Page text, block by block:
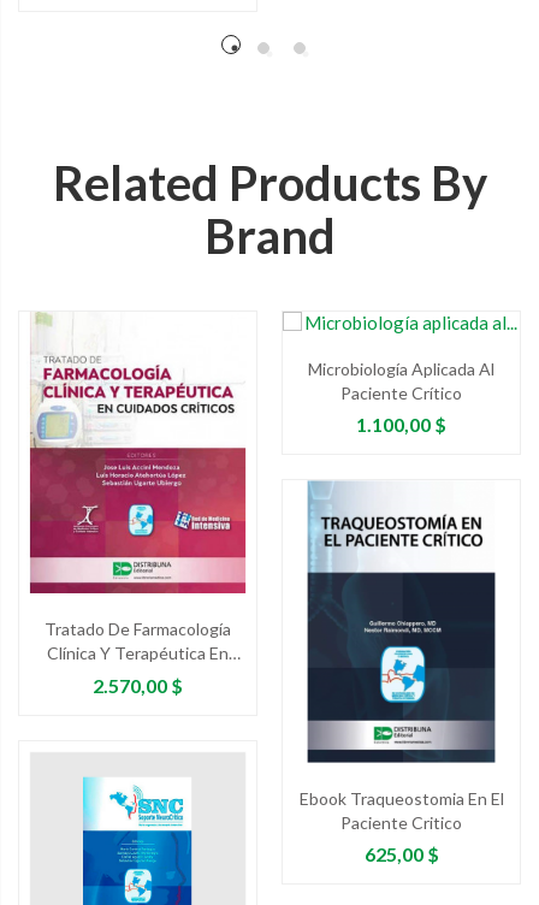
Related Products By
Brand
Tratado De Farmacología
Clínica Y Terapéutica En
Cuidados Críticos
Precio
2.570,00 $
Microbiología Aplicada Al
Paciente Crítico
Precio
1.100,00 $
Ebook Traqueostomia En El
Paciente Critico
Precio
625,00 $